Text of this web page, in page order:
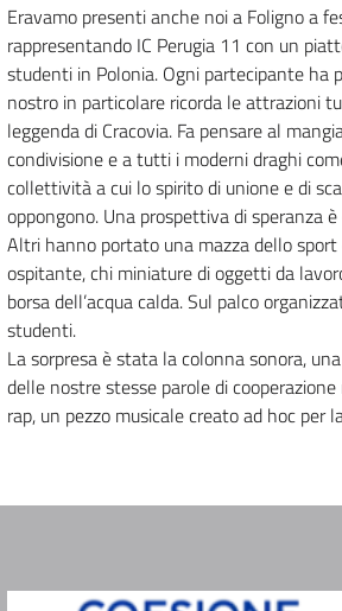
Eravamo presenti anche noi a Foligno a
rappresentando IC Perugia 11 con un
studenti in Polonia. Ogni partecipante ha
nostro in particolare ricorda le attrazioni
leggenda di Cracovia. Fa pensare al
condivisione e a tutti i moderni draghi
collettività a cui lo spirito di unione e di
oppongono. Una prospettiva di speranza
Altri hanno portato una mazza dello
ospitante, chi miniature di oggetti da
borsa dell’acqua calda. Sul palco
studenti.
La sorpresa è stata la colonna sonora,
delle nostre stesse parole di
rap, un pezzo musicale creato ad hoc per